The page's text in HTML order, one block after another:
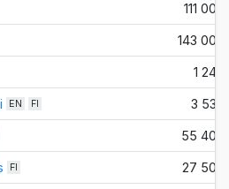
111 000
143 000
1 240
EN FI 3 530
55 400
FI 27 500